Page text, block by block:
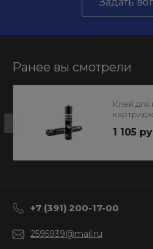
Ранее вы смотрели
Клей для
1 105
+7 (391) 200-17-00
2595939@mail.ru